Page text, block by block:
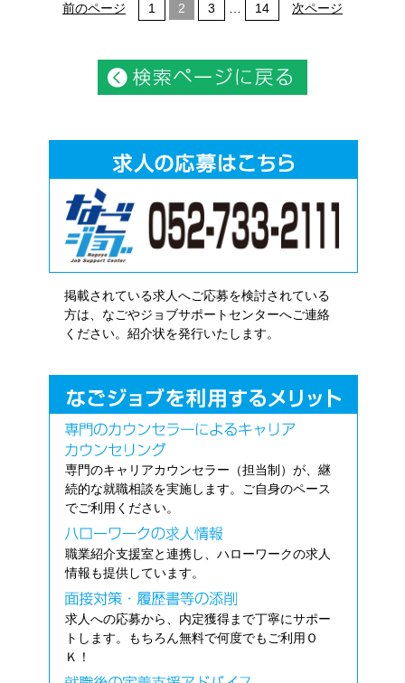
前のページ 1 2 3 14 次ページ
掲載されている求人へご応募を検討されている
方は、なごやジョブサポートセンターへご連絡
ください。紹介状を発行いたします。
専門のキャリアカウンセラー（担当制）が、継
続的な就職相談を実施します。ご自身のペース
でご利用ください。
職業紹介支援室と連携し、ハローワークの求人
情報も提供しています。
求人への応募から、内定獲得まで丁寧にサポー
トします。もちろん無料で何度でもご利用Ｏ
Ｋ！